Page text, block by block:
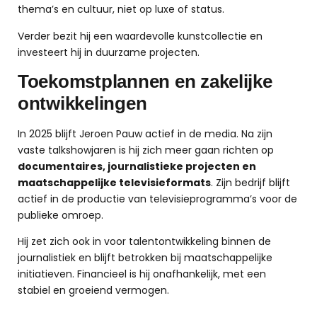
thema’s en cultuur, niet op luxe of status.
Verder bezit hij een waardevolle kunstcollectie en
investeert hij in duurzame projecten.
Toekomstplannen en zakelijke
ontwikkelingen
In 2025 blijft Jeroen Pauw actief in de media. Na zijn
vaste talkshowjaren is hij zich meer gaan richten op
documentaires, journalistieke projecten en
maatschappelijke televisieformats. Zijn bedrijf blijft
actief in de productie van televisieprogramma’s voor de
publieke omroep.
Hij zet zich ook in voor talentontwikkeling binnen de
journalistiek en blijft betrokken bij maatschappelijke
initiatieven. Financieel is hij onafhankelijk, met een
stabiel en groeiend vermogen.